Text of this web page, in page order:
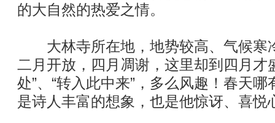
的大自然的热爱之情。
大林寺所在地，地势较高、气候寒
二月开放，四月凋谢，这里却到四月才
处”、“转入此中来”，多么风趣！春天
是诗人丰富的想象，也是他惊讶、喜悦